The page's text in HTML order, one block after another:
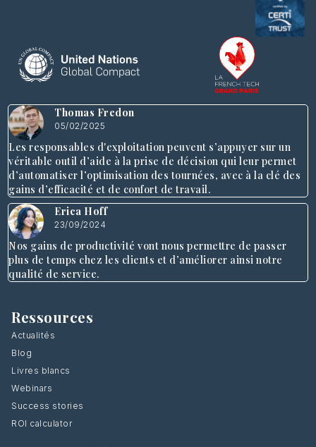
Thomas Fredon
05/02/2025
Les responsables d'exploitation peuvent s’appuyer sur un
véritable outil d’aide à la prise de décision qui leur permet
d’automatiser l’optimisation des tournées, avec à la clé des
gains d’efficacité et de confort de travail.
Erica Hoff
23/09/2024
Nos gains de productivité vont nous permettre de passer
plus de temps chez les clients et d’améliorer ainsi notre
qualité de service.
Ressources
Actualités
Blog
Livres blancs
Webinars
Success stories
ROI calculator